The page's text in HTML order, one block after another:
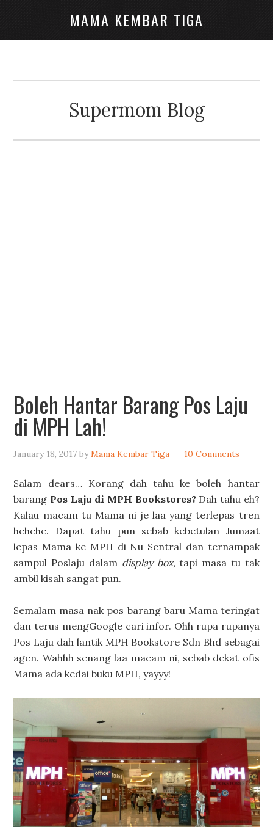
MAMA KEMBAR TIGA
Supermom Blog
Boleh Hantar Barang Pos Laju
di MPH Lah!
January 18, 2017 byMama Kembar Tiga 10 Comments
Salam dears… Korang dah tahu ke boleh hantar
barang Pos Laju di MPH Bookstores?Dah tahu eh?
Kalau macam tu Mama ni je laa yang terlepas tren
hehehe. Dapat tahu pun sebab kebetulan Jumaat
lepas Mama ke MPH di Nu Sentral dan ternampak
sampul Poslaju dalam display box,tapi masa tu tak
ambil kisah sangat pun.
Semalam masa nak pos barang baru Mama teringat
dan terus mengGoogle cari infor. Ohh rupa rupanya
Pos Laju dah lantik MPH Bookstore Sdn Bhd sebagai
agen. Wahhh senang laa macam ni, sebab dekat ofis
Mama ada kedai buku MPH, yayyy!